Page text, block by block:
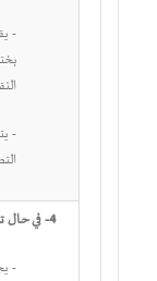
-
في حال